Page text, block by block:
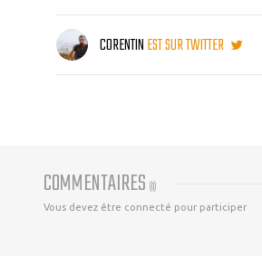
CORENTINEST SUR TWITTER
COMMENTAIRES (0)
Vous devez être connecté pour participer